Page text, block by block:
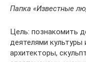
Папка «Известные
Цель: познакомить
деятелями культуры
архитекторы,